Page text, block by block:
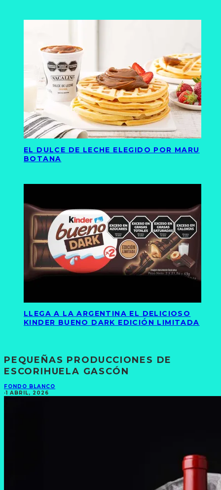
EL DULCE DE LECHE ELEGIDO POR MARU
BOTANA
LLEGA A LA ARGENTINA EL DELICIOSO
KINDER BUENO DARK EDICIÓN LIMITADA
PEQUEÑAS PRODUCCIONES DE
ESCORIHUELA GASCÓN
FONDO BLANCO
·1 ABRIL, 2026